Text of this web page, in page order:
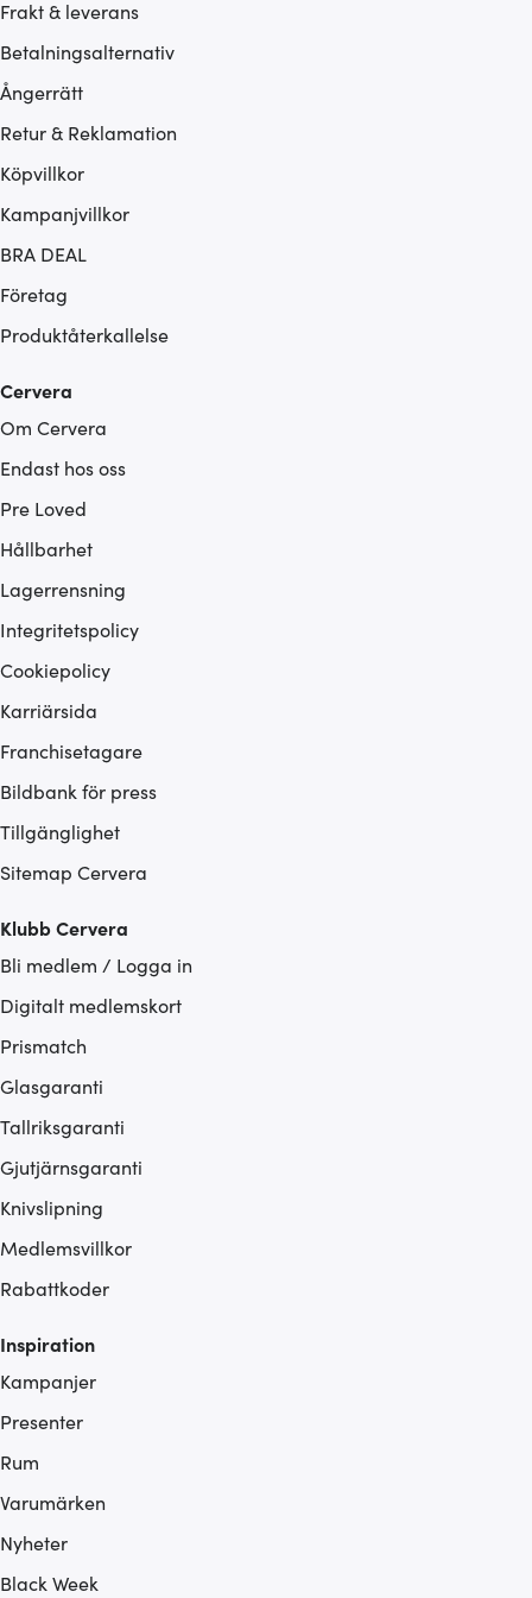
Frakt & leverans
Betalningsalternativ
Ångerrätt
Retur & Reklamation
Köpvillkor
Kampanjvillkor
BRA DEAL
Företag
Produktåterkallelse
Cervera
Om Cervera
Endast hos oss
Pre Loved
Hållbarhet
Lagerrensning
Integritetspolicy
Cookiepolicy
Karriärsida
Franchisetagare
Bildbank för press
Tillgänglighet
Sitemap Cervera
Klubb Cervera
Bli medlem / Logga in
Digitalt medlemskort
Prismatch
Glasgaranti
Tallriksgaranti
Gjutjärnsgaranti
Knivslipning
Medlemsvillkor
Rabattkoder
Inspiration
Kampanjer
Presenter
Rum
Varumärken
Nyheter
Black Week